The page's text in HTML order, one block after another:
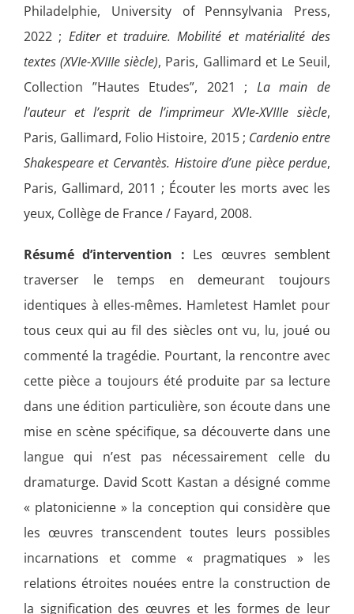
Philadelphie, University of Pennsylvania Press,
2022 ; Editer et traduire. Mobilité et matérialité des
textes (XVIe-XVIIIe siècle), Paris, Gallimard et Le Seuil,
Collection ”Hautes Etudes”, 2021 ; La main de
l’auteur et l’esprit de l’imprimeur XVIe-XVIIIe siècle,
Paris, Gallimard, Folio Histoire, 2015 ; Cardenio entre
Shakespeare et Cervantès. Histoire d’une pièce perdue,
Paris, Gallimard, 2011 ; Écouter les morts avec les
yeux, Collège de France / Fayard, 2008.
Résumé d’intervention : Les œuvres semblent
traverser le temps en demeurant toujours
identiques à elles-mêmes. Hamletest Hamlet pour
tous ceux qui au fil des siècles ont vu, lu, joué ou
commenté la tragédie. Pourtant, la rencontre avec
cette pièce a toujours été produite par sa lecture
dans une édition particulière, son écoute dans une
mise en scène spécifique, sa découverte dans une
langue qui n’est pas nécessairement celle du
dramaturge. David Scott Kastan a désigné comme
« platonicienne » la conception qui considère que
les œuvres transcendent toutes leurs possibles
incarnations et comme « pragmatiques » les
relations étroites nouées entre la construction de
la signification des œuvres et les formes de leur